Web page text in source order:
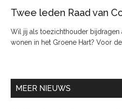
Twee leden Raad van
Wil jij als toezichthouder bijdragen
wonen in het Groene Hart? Voor de
MEER NIEUWS